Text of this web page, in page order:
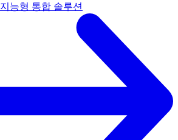
지능형 통합 솔루션